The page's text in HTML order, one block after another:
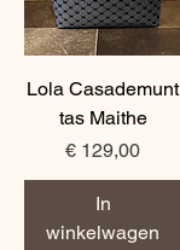
Lola Casademunt
tas Maithe
Prijs
€ 129,00
In
winkelwagen